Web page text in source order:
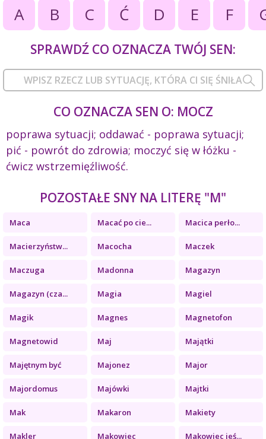
A B C Ć D E F
SPRAWDŹ CO OZNACZA TWÓJ SEN:
CO OZNACZA SEN O: MOCZ
poprawa sytuacji; oddawać - poprawa sytuacji;
pić - powrót do zdrowia; moczyć się w łóżku -
ćwicz wstrzemięźliwość.
POZOSTAŁE SNY NA LITERĘ "M"
Maca Macać po cie... Macica perło...
Macierzyństw... Macocha Maczek
Maczuga Madonna Magazyn
Magazyn (cza... Magia Magiel
Magik Magnes Magnetofon
Magnetowid Maj Majątki
Majętnym być Majonez Major
Majordomus Majówki Majtki
Mak Makaron Makiety
Makler Makowiec Makowiec jeś...